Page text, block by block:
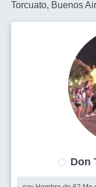
Torcuato, Buenos